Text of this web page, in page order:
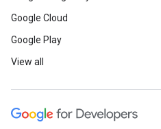
Google Cloud
Google Play
View all